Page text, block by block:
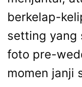
berkelap-
setting yang
foto pre-
momen janji